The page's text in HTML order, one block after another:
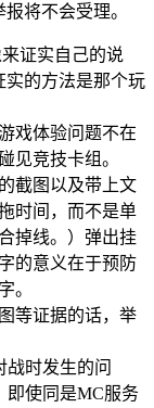
将不会受理。
证实自己的说
的方法是那个玩
戏体验问题不在
见竞技卡组。
截图以及带上文
时间，而不是单
掉线。）弹出挂
的意义在于预防
。
等证据的话，举
时发生的问
即使同是MC服务